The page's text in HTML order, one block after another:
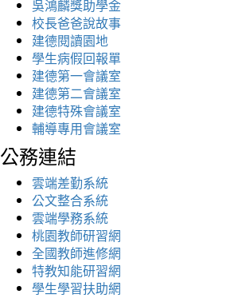
吳鴻麟獎助學金
校長爸爸說故事
建德閱讀園地
學生病假回報單
建德第一會議室
建德第二會議室
建德特殊會議室
輔導專用會議室
公務連結
雲端差勤系統
公文整合系統
雲端學務系統
桃園教師研習網
全國教師進修網
特教知能研習網
學生學習扶助網